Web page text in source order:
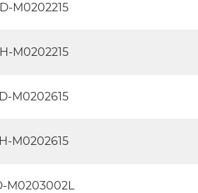
M0202215
M0202215
M0202615
M0202615
M0203002L